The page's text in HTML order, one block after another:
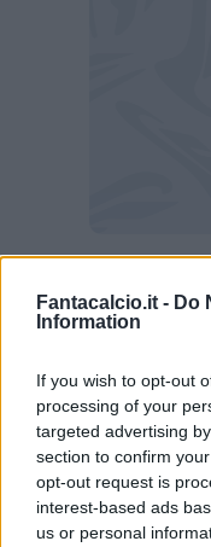
Fantacalcio.it - Do
Information
If you wish to opt-out
processing of your
targeted advertising
section to confirm
opt-out request is
interest-based ads
us or personal
Come
Koopmeiners è
segnato più gol
al pari di Ruslan
ruolo più reti da
(nove per